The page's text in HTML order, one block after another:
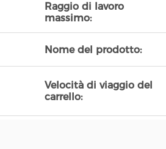
Raggio di lavoro
massimo:
Nome del prodotto:
Velocità di viaggio del
carrello: